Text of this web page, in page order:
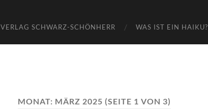
VERLAG SCHWARZ-SCHÖNHERR WAS IST EIN HAIKU?
MONAT: MÄRZ 2025 (SEITE 1 VON 3)